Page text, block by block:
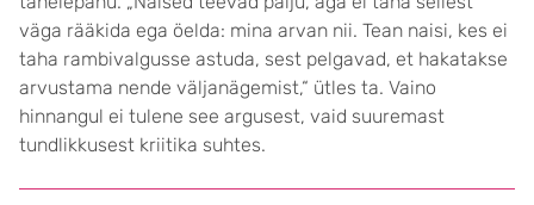
väga rääkida ega öelda: mina arvan nii. Tean naisi, kes ei
taha rambi­valgusse astuda, sest pelgavad, et hakatakse
arvustama nende väljanägemist,“ ütles ta. Vaino
hinnangul ei tulene see argusest, vaid suuremast
tundlikkusest kriitika suhtes.